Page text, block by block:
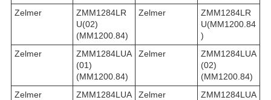
Zelmer
ZMM1284LR
U(02)
(MM1200.84)
Zelmer
ZMM1284LR
U(MM1200.84
)
Zelmer
ZMM1284LUA
(01)
(MM1200.84)
Zelmer
ZMM1284LUA
(02)
(MM1200.84)
Zelmer
ZMM1284LUA
Zelmer
ZMM1284LUA